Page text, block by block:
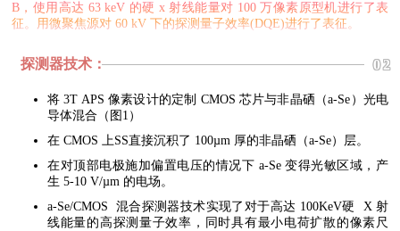
B，使用高达 63 keV 的硬 x 射线能量对 100 万像素原型机进行了表
征。用微聚焦源对 60 kV 下的探测量子效率(DQE)进行了表征。
探测器技术： 02
将 3T APS 像素设计的定制 CMOS 芯片与非晶硒（a-Se）光电
导体混合（图1）
在 CMOS 上SS直接沉积了 100µm 厚的非晶硒（a-Se）层。
在对顶部电极施加偏置电压的情况下 a-Se 变得光敏区域，产
生 5-10 V/µm 的电场。
a-Se/CMOS 混合探测器技术实现了对于高达 100KeV硬 X 射
线能量的高探测量子效率，同时具有最小电荷扩散的像素尺